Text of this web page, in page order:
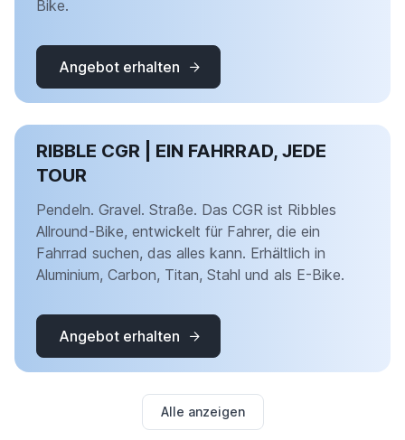
Bike.
Angebot erhalten
RIBBLE CGR | EIN FAHRRAD, JEDE
TOUR
Pendeln. Gravel. Straße. Das CGR ist Ribbles
Allround-Bike, entwickelt für Fahrer, die ein
Fahrrad suchen, das alles kann. Erhältlich in
Aluminium, Carbon, Titan, Stahl und als E-Bike.
Angebot erhalten
Alle anzeigen